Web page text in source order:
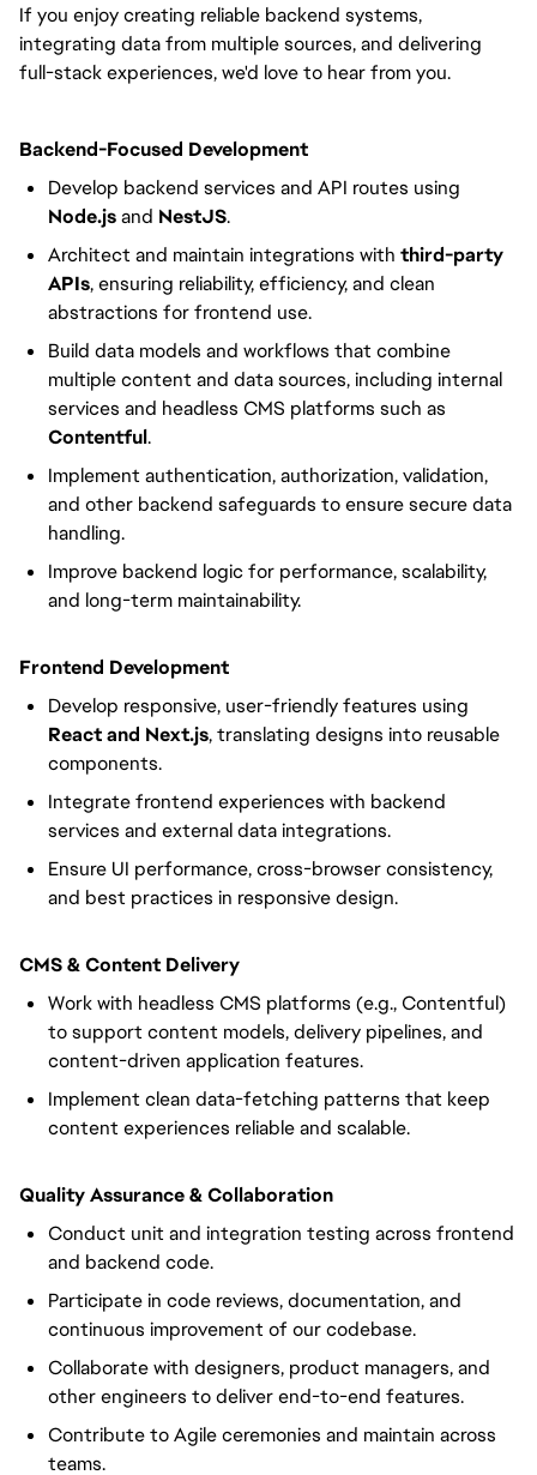
If you enjoy creating reliable backend systems,
integrating data from multiple sources, and delivering
full-stack experiences, we'd love to hear from you.
Backend-Focused Development
Develop backend services and API routes using
Node.jsand NestJS.
Architect and maintain integrations with third-party
APIs, ensuring reliability, efficiency, and clean
abstractions for frontend use.
Build data models and workflows that combine
multiple content and data sources, including internal
services and headless CMS platforms such as
Contentful.
Implement authentication, authorization, validation,
and other backend safeguards to ensure secure data
handling.
Improve backend logic for performance, scalability,
and long-term maintainability.
Frontend Development
Develop responsive, user-friendly features using
React and Next.js, translating designs into reusable
components.
Integrate frontend experiences with backend
services and external data integrations.
Ensure UI performance, cross-browser consistency,
and best practices in responsive design.
CMS & Content Delivery
Work with headless CMS platforms (e.g., Contentful)
to support content models, delivery pipelines, and
content-driven application features.
Implement clean data-fetching patterns that keep
content experiences reliable and scalable.
Quality Assurance & Collaboration
Conduct unit and integration testing across frontend
and backend code.
Participate in code reviews, documentation, and
continuous improvement of our codebase.
Collaborate with designers, product managers, and
other engineers to deliver end-to-end features.
Contribute to Agile ceremonies and maintain across
teams.